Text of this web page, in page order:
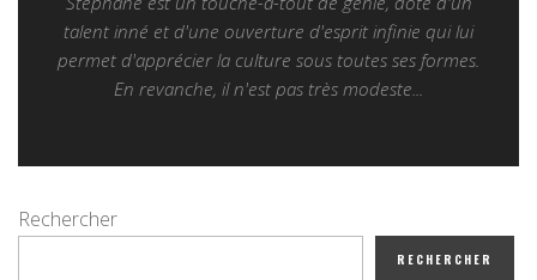
talent inné et d'une ouverture d'esprit infinie qui lui
permet d'apprécier la culture sous toutes ses formes.
En revanche, il n'est pas très modeste...
Rechercher
RECHERCHER